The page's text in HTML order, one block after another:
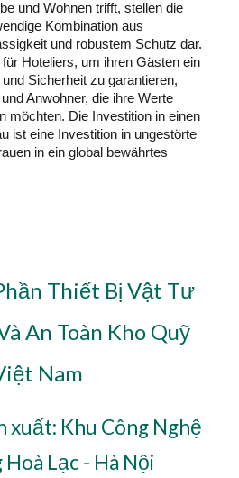
und Wohnen trifft, stellen die
Kombination aus
und robustem Schutz dar.
Hoteliers, um ihren Gästen ein
Sicherheit zu garantieren,
Anwohner, die ihre Werte
möchten. Die Investition in einen
ist eine Investition in ungestörte
in ein global bewährtes
Thiết Bị Vật Tư
An Toàn Kho Quỹ
Nam
xuất: Khu Công Nghệ
Hoà Lạc - Hà Nội